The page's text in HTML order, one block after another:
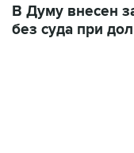
В Думу внесен
без суда при